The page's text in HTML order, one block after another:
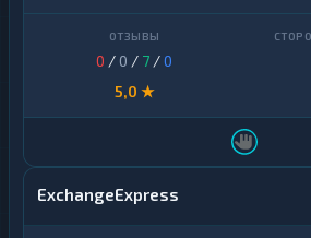
0 / 0 / 7 /0
5,0 ★
ExchangeExpress